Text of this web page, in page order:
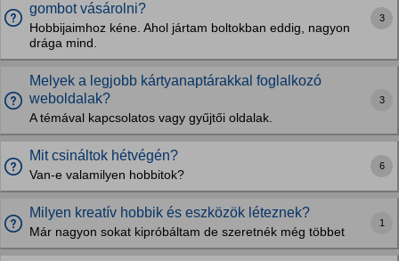
gombot vásárolni?
Hobbijaimhoz kéne. Ahol jártam boltokban eddig, nagyon
drága mind.
3
Melyek a legjobb kártyanaptárakkal foglalkozó
weboldalak?
A témával kapcsolatos vagy gyűjtői oldalak.
3
Mit csináltok hétvégén?
Van-e valamilyen hobbitok?
6
Milyen kreatív hobbik és eszközök léteznek?
Már nagyon sokat kipróbáltam de szeretnék még többet
1